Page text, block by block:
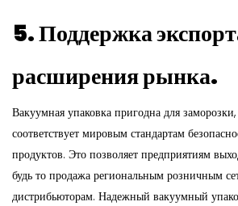
5. Поддержка
расширения рынка.
Вакуумная упаковка пригодна для заморозки,
соответствует мировым стандартам
продуктов. Это позволяет предприятиям
будь то продажа региональным розничным
дистрибьюторам. Надежный вакуумный